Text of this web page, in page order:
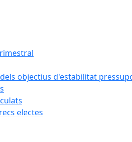
objectius d'estabilitat
electes